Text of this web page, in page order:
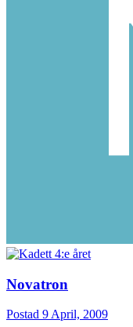
Novatron
Postad 9 April, 2009